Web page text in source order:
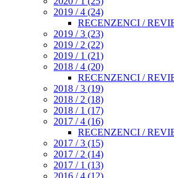
2019 / 4 (24)
RECENZENCI /
2019 / 3 (23)
2019 / 2 (22)
2019 / 1 (21)
2018 / 4 (20)
RECENZENCI /
2018 / 3 (19)
2018 / 2 (18)
2018 / 1 (17)
2017 / 4 (16)
RECENZENCI /
2017 / 3 (15)
2017 / 2 (14)
2017 / 1 (13)
2016 / 4 (12)